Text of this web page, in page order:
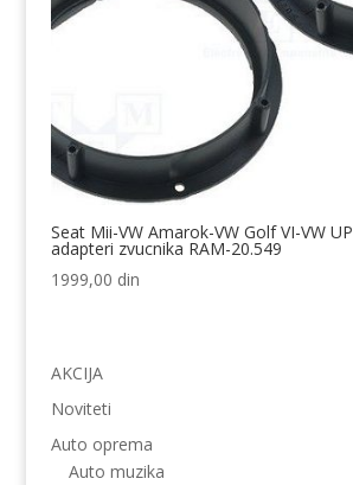
Seat Mii-VW Amarok-VW Golf VI-VW
adapteri zvucnika RAM-20.549
1999,00 din
AKCIJA
Noviteti
Auto oprema
Auto muzika